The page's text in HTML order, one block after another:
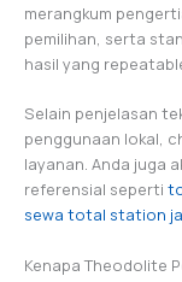
merangkum
pemilihan, serta
hasil yang
Selain penjelasan
penggunaan lokal,
layanan. Anda juga
referensial seperti
sewa total station
Kenapa Theodolite